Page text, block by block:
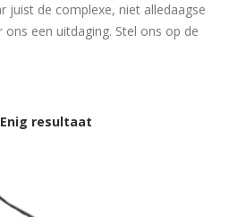
juist de complexe, niet alledaagse
een uitdaging. Stel ons op de
Enig resultaat